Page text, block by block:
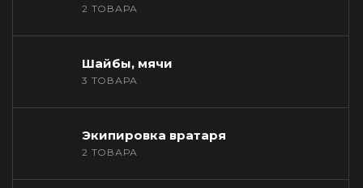
2 ТОВАРА
Шайбы, мячи
3 ТОВАРА
Экипировка вратаря
2 ТОВАРА